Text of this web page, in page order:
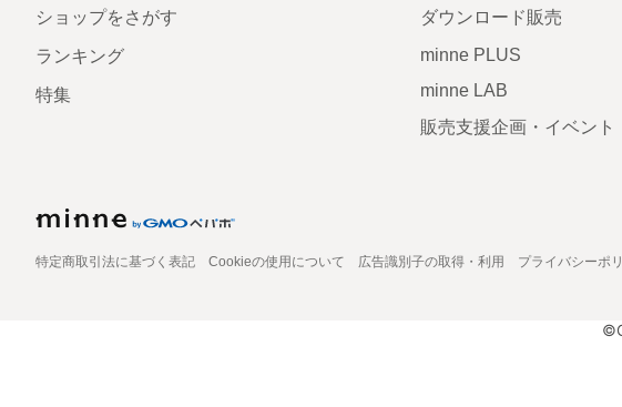
ショップをさがす
ランキング
特集
ダウンロード販売
minne PLUS
minne LAB
販売支援企画・イベント
特定商取引法に基づく表記 Cookieの使用について 広告識別子の取得・利用 プライバシーポ